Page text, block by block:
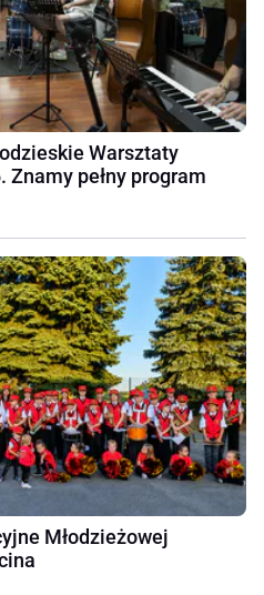
Warsztaty
Znamy pełny program
Młodzieżowej